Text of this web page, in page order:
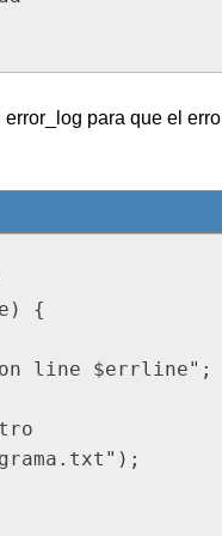
para que el
{
line $errline";